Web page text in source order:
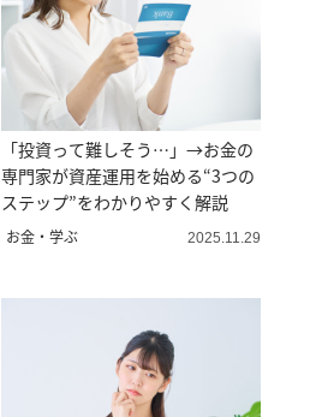
「投資って難しそう…」→お金の
専門家が資産運用を始める“3つの
ステップ”をわかりやすく解説
お金・学ぶ 2025.11.29